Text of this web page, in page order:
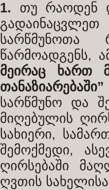
1. თუ რაოდენ
სარწმუნოთა
წარმოადგენს,
მეირაც ხართ
სარწმუნო და
მიღებულის
სახიერი,
შემოქმედი,
ღირსებაში
ღვთის